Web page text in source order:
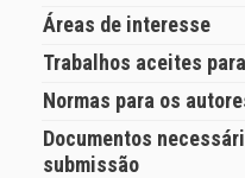
Áreas de interesse
Trabalhos aceites
Normas para os
Documentos
submissão